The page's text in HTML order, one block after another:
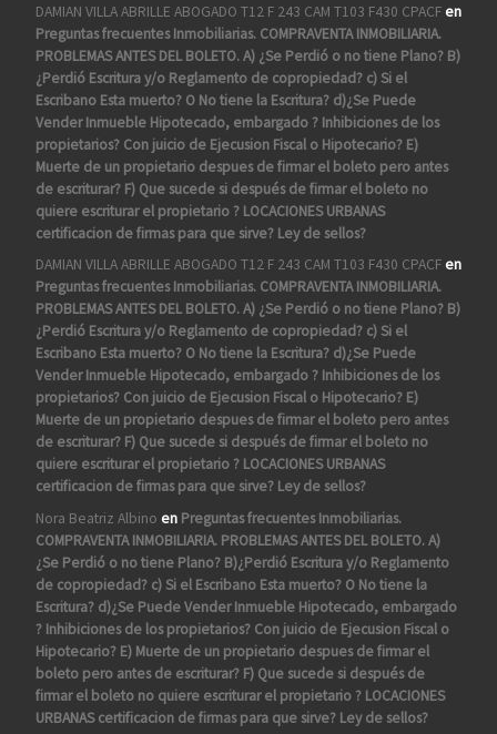
DAMIAN VILLA ABRILLE ABOGADO T12 F 243 CAM T103 F430 CPACFen
Preguntas frecuentes Inmobiliarias. COMPRAVENTA INMOBILIARIA.
PROBLEMAS ANTES DEL BOLETO. A) ¿Se Perdió o no tiene Plano? B)
¿Perdió Escritura y/o Reglamento de copropiedad? c) Si el
Escribano Esta muerto? O No tiene la Escritura? d)¿Se Puede
Vender Inmueble Hipotecado, embargado ? Inhibiciones de los
propietarios? Con juicio de Ejecusion Fiscal o Hipotecario? E)
Muerte de un propietario despues de firmar el boleto pero antes
de escriturar? F) Que sucede si después de firmar el boleto no
quiere escriturar el propietario ? LOCACIONES URBANAS
certificacion de firmas para que sirve? Ley de sellos?
DAMIAN VILLA ABRILLE ABOGADO T12 F 243 CAM T103 F430 CPACFen
Preguntas frecuentes Inmobiliarias. COMPRAVENTA INMOBILIARIA.
PROBLEMAS ANTES DEL BOLETO. A) ¿Se Perdió o no tiene Plano? B)
¿Perdió Escritura y/o Reglamento de copropiedad? c) Si el
Escribano Esta muerto? O No tiene la Escritura? d)¿Se Puede
Vender Inmueble Hipotecado, embargado ? Inhibiciones de los
propietarios? Con juicio de Ejecusion Fiscal o Hipotecario? E)
Muerte de un propietario despues de firmar el boleto pero antes
de escriturar? F) Que sucede si después de firmar el boleto no
quiere escriturar el propietario ? LOCACIONES URBANAS
certificacion de firmas para que sirve? Ley de sellos?
Nora Beatriz Albino en Preguntas frecuentes Inmobiliarias.
COMPRAVENTA INMOBILIARIA. PROBLEMAS ANTES DEL BOLETO. A)
¿Se Perdió o no tiene Plano? B)¿Perdió Escritura y/o Reglamento
de copropiedad? c) Si el Escribano Esta muerto? O No tiene la
Escritura? d)¿Se Puede Vender Inmueble Hipotecado, embargado
? Inhibiciones de los propietarios? Con juicio de Ejecusion Fiscal o
Hipotecario? E) Muerte de un propietario despues de firmar el
boleto pero antes de escriturar? F) Que sucede si después de
firmar el boleto no quiere escriturar el propietario ? LOCACIONES
URBANAS certificacion de firmas para que sirve? Ley de sellos?